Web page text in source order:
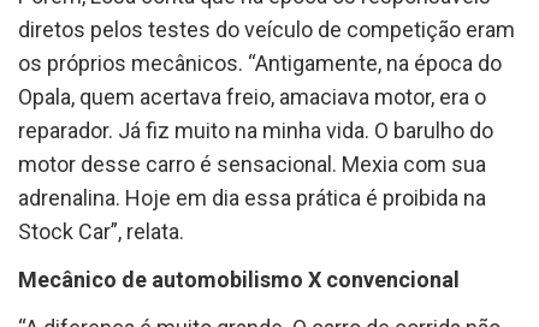
diretos pelos testes do veículo de competição eram
os próprios mecânicos. “Antigamente, na época do
Opala, quem acertava freio, amaciava motor, era o
reparador. Já fiz muito na minha vida. O barulho do
motor desse carro é sensacional. Mexia com sua
adrenalina. Hoje em dia essa prática é proibida na
Stock Car”, relata.
Mecânico de automobilismo X convencional